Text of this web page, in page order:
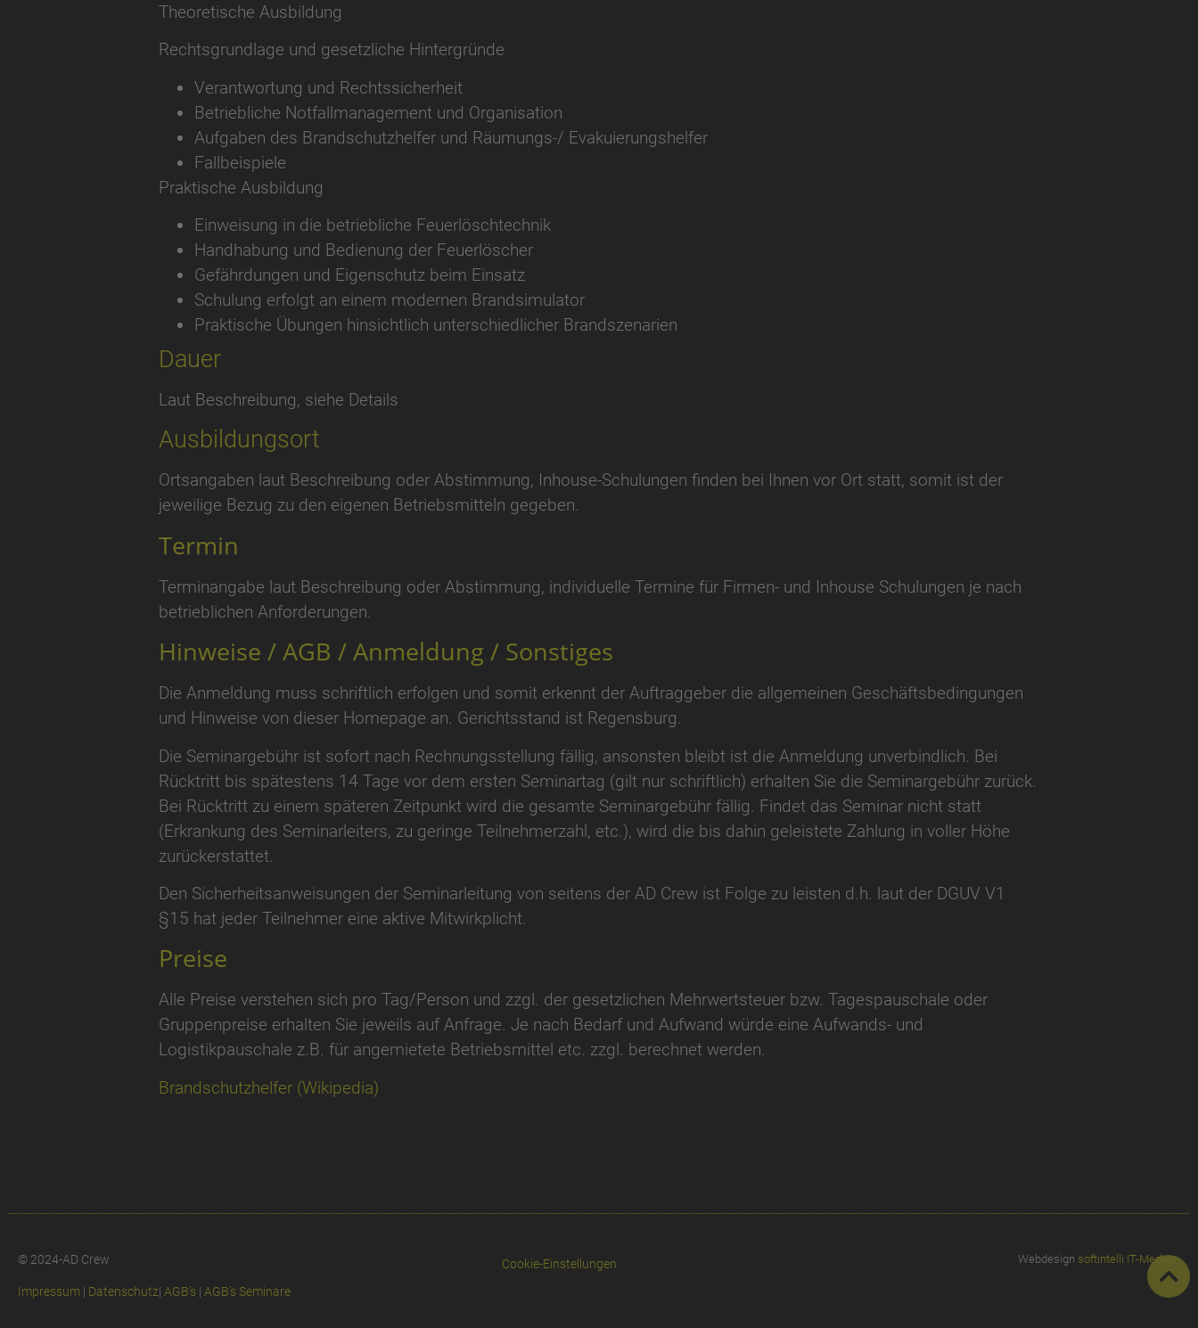
Theoretische Ausbildung
Rechtsgrundlage und gesetzliche Hintergründe
Verantwortung und Rechtssicherheit
Betriebliche Notfallmanagement und Organisation
Aufgaben des Brandschutzhelfer und Räumungs-/ Evakuierungshelfer
Fallbeispiele
Praktische Ausbildung
Einweisung in die betriebliche Feuerlöschtechnik
Handhabung und Bedienung der Feuerlöscher
Gefährdungen und Eigenschutz beim Einsatz
Schulung erfolgt an einem modernen Brandsimulator
Praktische Übungen hinsichtlich unterschiedlicher Brandszenarien
Dauer
Laut Beschreibung, siehe Details
Ausbildungsort
Ortsangaben laut Beschreibung oder Abstimmung, Inhouse-Schulungen finden bei Ihnen vor Ort statt, somit ist der
jeweilige Bezug zu den eigenen Betriebsmitteln gegeben.
Termin
Terminangabe laut Beschreibung oder Abstimmung, individuelle Termine für Firmen- und Inhouse Schulungen je nach
betrieblichen Anforderungen.
Hinweise / AGB / Anmeldung / Sonstiges
Die Anmeldung muss schriftlich erfolgen und somit erkennt der Auftraggeber die allgemeinen Geschäftsbedingungen
und Hinweise von dieser Homepage an. Gerichtsstand ist Regensburg.
Die Seminargebühr ist sofort nach Rechnungsstellung fällig, ansonsten bleibt ist die Anmeldung unverbindlich. Bei
Rücktritt bis spätestens 14 Tage vor dem ersten Seminartag (gilt nur schriftlich) erhalten Sie die Seminargebühr zurück.
Bei Rücktritt zu einem späteren Zeitpunkt wird die gesamte Seminargebühr fällig. Findet das Seminar nicht statt
(Erkrankung des Seminarleiters, zu geringe Teilnehmerzahl, etc.), wird die bis dahin geleistete Zahlung in voller Höhe
zurückerstattet.
Den Sicherheitsanweisungen der Seminarleitung von seitens der AD Crew ist Folge zu leisten d.h. laut der DGUV V1
§15 hat jeder Teilnehmer eine aktive Mitwirkplicht.
Preise
Alle Preise verstehen sich pro Tag/Person und zzgl. der gesetzlichen Mehrwertsteuer bzw. Tagespauschale oder
Gruppenpreise erhalten Sie jeweils auf Anfrage. Je nach Bedarf und Aufwand würde eine Aufwands- und
Logistikpauschale z.B. für angemietete Betriebsmittel etc. zzgl. berechnet werden.
Brandschutzhelfer (Wikipedia)
© 2024-AD Crew
Impressum | Datenschutz| AGB’s | AGB’s Seminare
Cookie-Einstellungen Webdesign softintelli IT-Medien